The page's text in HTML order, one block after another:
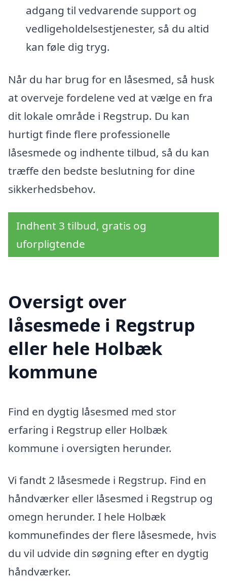
adgang til vedvarende support og
vedligeholdelsestjenester, så du altid
kan føle dig tryg.
Når du har brug for en låsesmed, så husk
at overveje fordelene ved at vælge en fra
dit lokale område i Regstrup. Du kan
hurtigt finde flere professionelle
låsesmede og indhente tilbud, så du kan
træffe den bedste beslutning for dine
sikkerhedsbehov.
Indhent 3 tilbud, gratis og
uforpligtende
Oversigt over
låsesmede i Regstrup
eller hele Holbæk
kommune
Find en dygtig låsesmed med stor
erfaring i Regstrup eller Holbæk
kommune i oversigten herunder.
Vi fandt 2 låsesmede i Regstrup. Find en
håndværker eller låsesmed i Regstrup og
omegn herunder. I hele Holbæk
kommunefindes der flere låsesmede, hvis
du vil udvide din søgning efter en dygtig
håndværker.